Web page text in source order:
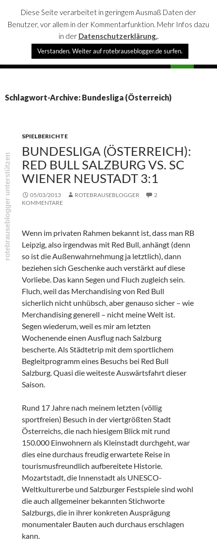
rotebrauseblogger
SPRINGE
Schlagwort-Archive: Bundesliga (Österreich)
SPIELBERICHTE
BUNDESLIGA (ÖSTERREICH):
RED BULL SALZBURG VS. SC
WIENER NEUSTADT 3:1
05/03/2013 ROTEBRAUSEBLOGGER
2
KOMMENTARE
Wenn im privaten Rahmen bekannt ist, dass man RB
Leipzig, also irgendwas mit Red Bull, anhängt (denn
so ist die Außenwahrnehmung ja letztlich), dann
beziehen sich Geschenke auch verstärkt auf diese
Vorliebe. Das kann Segen und Fluch zugleich sein.
Fluch, weil das Merchandising von Red Bull
sicherlich nicht unhübsch, aber genauso sicher – wie
Merchandising generell – nicht meine Welt ist.
Segen wiederum, weil es mir am letzten
Wochenende einen Ausflug nach Salzburg
bescherte. Als Städtetrip mit dem sportlichem
Begleitprogramm eines Besuchs bei Red Bull
Salzburg. Quasi die weiteste Auswärtsfahrt dieser
Saison.
Rund 17 Jahre nach meinem letzten (völlig
sportfreien) Besuch in der viertgrößten Stadt
Österreichs, die nach hiesigem Blick mit rund
150.000 Einwohnern als Kleinstadt durchgeht, war
dies eine durchaus freudig erwartete Reise in
tourismusfreundlich aufbereitete Historie.
Mozartstadt, die Innenstadt als UNESCO-
Weltkulturerbe und Salzburger Festspiele sind wohl
die auch allgemeiner bekannten Stichworte
Salzburgs, die in ihrer konkreten Ausprägung
monumentaler Bauten auch durchaus erschlagen
kann.
Diese Seite verarbeitet in geringem Ausmaß Daten der
Benutzer, vor allem in der Kommentarfunktion. Mehr Infos dazu
in der Datenschutzerklärung..
Verstanden. Weiter auf rotebrauseblogger.de surfen.
rotebrauseblogger unterstützen